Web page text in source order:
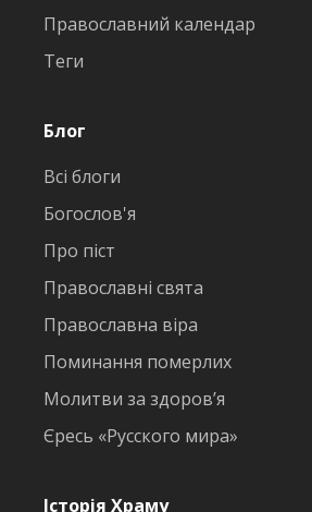
Православний календар
Теги
Блог
Всі блоги
Богослов'я
Про піст
Православні свята
Православна віра
Поминання померлих
Молитви за здоров’я
Єресь «Русского мира»
Історія Храму